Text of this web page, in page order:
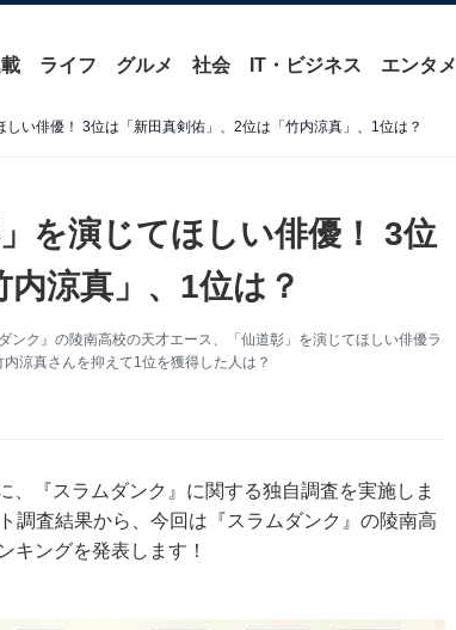
ライフ グルメ 社会 IT・ビジネス エンタメ
しい俳優！ 3位は「新田真剣佑」、2位は「竹内涼真」、1位は？
を演じてほしい俳優！ 3位
涼真」、1位は？
ク』の陵南高校の天才エース、「仙道彰」を演じてほしい俳優ラ
涼真さんを抑えて1位を獲得した人は？
『スラムダンク』に関する独自調査を実施しま
調査結果から、今回は『スラムダンク』の陵南高
キングを発表します！